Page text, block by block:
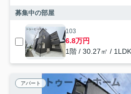
募集中の部屋
103
6.8万円
1階 / 30.27㎡ / 1LDK
アパート